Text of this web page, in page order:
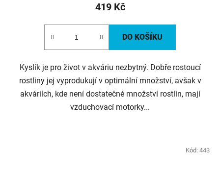
419 Kč
DO KOŠÍKU
Kyslík je pro život v akváriu nezbytný. Dobře rostoucí
rostliny jej vyprodukují v optimální množství, avšak v
akváriích, kde není dostatečné množství rostlin, mají
vzduchovací motorky...
Kód: 443